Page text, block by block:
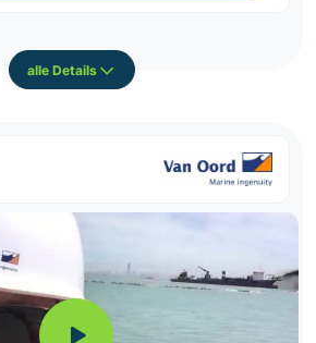
alle Details